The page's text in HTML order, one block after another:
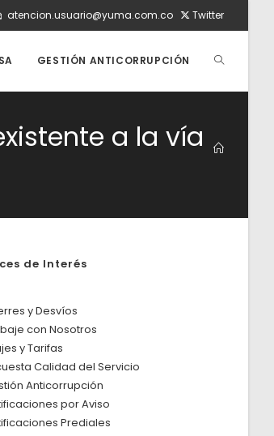
atencion.usuario@yuma.com.co Twitter
GESTIÓN ANTICORRUPCIÓN ALTERNAR
a la vía
de Interés
y Desvíos
con Nosotros
y Tarifas
Calidad del Servicio
Anticorrupción
por Aviso
Prediales